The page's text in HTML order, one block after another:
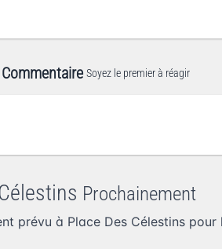
Soyez le premier à réagir
Prochainement
prévu à Place Des Célestins